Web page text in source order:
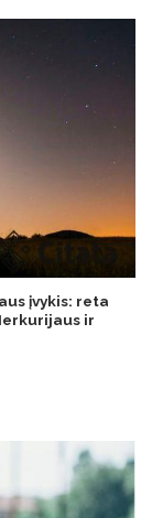
įvykis: reta
ir